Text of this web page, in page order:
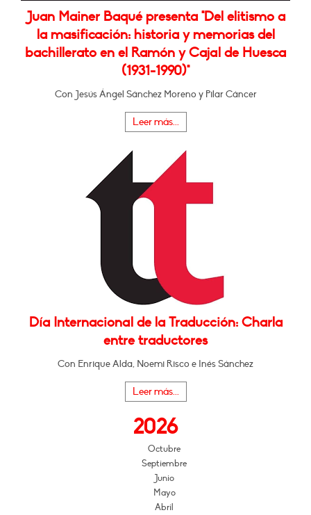
Juan Mainer Baqué presenta "Del elitismo a
la masificación: historia y memorias del
bachillerato en el Ramón y Cajal de Huesca
(1931-1990)"
Con Jesús Ángel Sánchez Moreno y Pilar Cáncer
Leer más...
Día Internacional de la Traducción: Charla
entre traductores
Con Enrique Alda, Noemi Risco e Inés Sánchez
Leer más...
2026
Octubre
Septiembre
Junio
Mayo
Abril